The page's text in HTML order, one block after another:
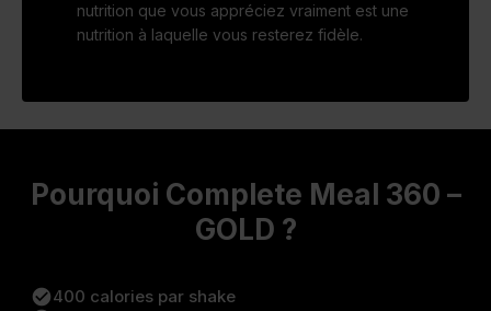
nutrition que vous appréciez vraiment est une
nutrition à laquelle vous resterez fidèle.
Pourquoi Complete Meal 360 –
GOLD ?
check_circle400 calories par shake